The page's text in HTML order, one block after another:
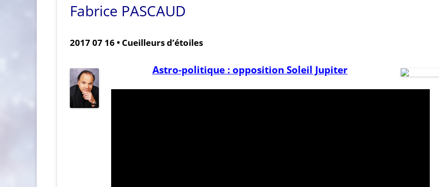
Fabrice PASCAUD
2017 07 16 • Cueilleurs d’étoiles
Astro-politique : opposition Soleil Jupiter